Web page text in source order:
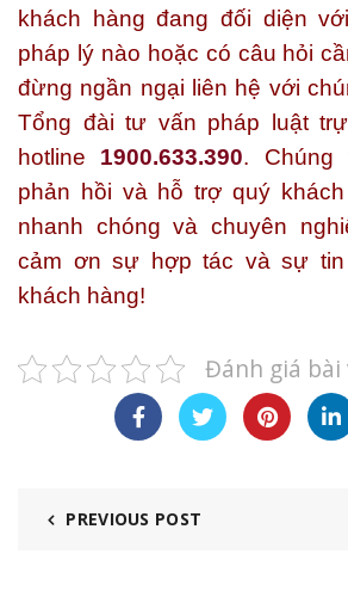
khách hàng đang đối diện
pháp lý nào hoặc có câu hỏi
đừng ngần ngại liên hệ với
Tổng đài tư vấn pháp luật
hotline 1900.633.390. Chúng
phản hồi và hỗ trợ quý
nhanh chóng và chuyên
cảm ơn sự hợp tác và sự
khách hàng!
Đánh giá bài
PREVIOUS POST